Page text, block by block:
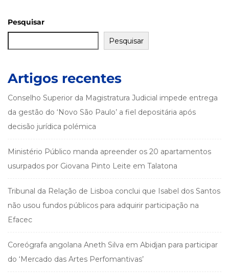
Pesquisar
Pesquisar
Artigos recentes
Conselho Superior da Magistratura Judicial impede entrega
da gestão do ‘Novo São Paulo’ a fiel depositária após
decisão jurídica polémica
Ministério Público manda apreender os 20 apartamentos
usurpados por Giovana Pinto Leite em Talatona
Tribunal da Relação de Lisboa conclui que Isabel dos Santos
não usou fundos públicos para adquirir participação na
Efacec
Coreógrafa angolana Aneth Silva em Abidjan para participar
do ‘Mercado das Artes Perfomantivas’